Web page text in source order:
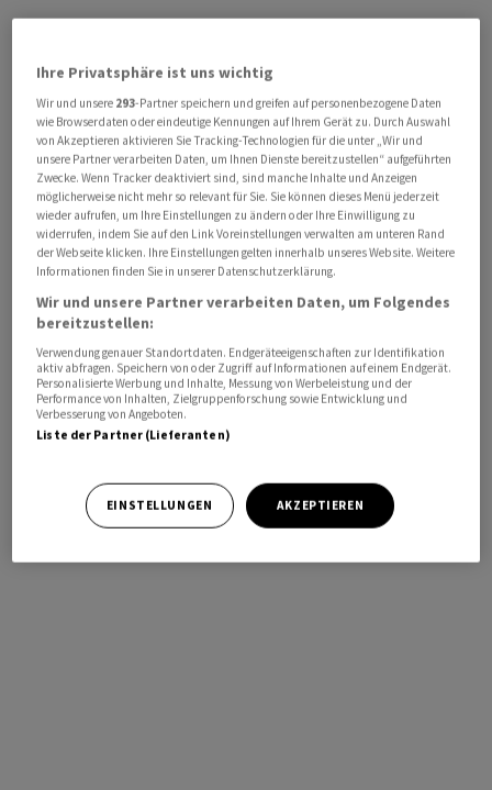
KURSENTWICKLUNG
Sie erhalten verzögerte Kurse.
Jetzt Realtime Daten erhalten
Ihre Privatsphäre ist uns wichtig
Wir und unsere 293-Partner speichern und greifen auf personenbezogene Daten
wie Browserdaten oder eindeutige Kennungen auf Ihrem Gerät zu. Durch Auswahl
von Akzeptieren aktivieren Sie Tracking-Technologien für die unter „Wir und
unsere Partner verarbeiten Daten, um Ihnen Dienste bereitzustellen“ aufgeführten
Zwecke. Wenn Tracker deaktiviert sind, sind manche Inhalte und Anzeigen
möglicherweise nicht mehr so relevant für Sie. Sie können dieses Menü jederzeit
wieder aufrufen, um Ihre Einstellungen zu ändern oder Ihre Einwilligung zu
widerrufen, indem Sie auf den Link Voreinstellungen verwalten am unteren Rand
der Webseite klicken. Ihre Einstellungen gelten innerhalb unseres Website. Weitere
Informationen finden Sie in unserer Datenschutzerklärung.
Wir und unsere Partner verarbeiten Daten, um Folgendes
bereitzustellen:
Verwendung genauer Standortdaten. Endgeräteeigenschaften zur Identifikation
aktiv abfragen. Speichern von oder Zugriff auf Informationen auf einem Endgerät.
Personalisierte Werbung und Inhalte, Messung von Werbeleistung und der
Performance von Inhalten, Zielgruppenforschung sowie Entwicklung und
Verbesserung von Angeboten.
Liste der Partner (Lieferanten)
EINSTELLUNGEN AKZEPTIEREN